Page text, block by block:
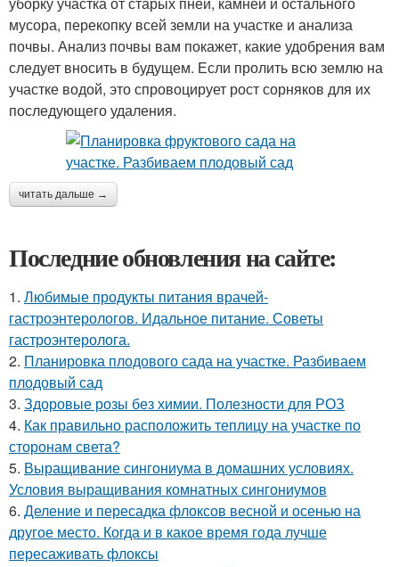
мусора, перекопку всей земли на участке и анализа
почвы. Анализ почвы вам покажет, какие удобрения вам
следует вносить в будущем. Если пролить всю землю на
участке водой, это спровоцирует рост сорняков для их
последующего удаления.
читать дальше →
Последние обновления на сайте:
1. Любимые продукты питания врачей-
гастроэнтерологов. Идальное питание. Советы
гастроэнтеролога.
2. Планировка плодового сада на участке. Разбиваем
плодовый сад
3. Здоровые розы без химии. Полезности для РОЗ
4. Как правильно расположить теплицу на участке по
сторонам света?
5. Выращивание сингониума в домашних условиях.
Условия выращивания комнатных сингониумов
6. Деление и пересадка флоксов весной и осенью на
другое место. Когда и в какое время года лучше
пересаживать флоксы